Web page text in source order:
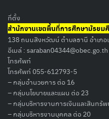
ที่ตั้ง
สำนักงานเขตพื้นที่การศึกษามัธยม
138 ถนนสิงหวัฒน์ ตำบลธานี อำเภอ
อีเมล์ : saraban04344@obec.go.th
โทรศัพท์
โทรศัพท์ 055-612793-5
– กลุ่มอำนวยการ ต่อ 16
– กลุ่มนโยบายและแผน ต่อ 23
– กลุ่มบริหารงานการเงินและสินทรั
– กลุ่มบริหารงานบุคคล ต่อ 20